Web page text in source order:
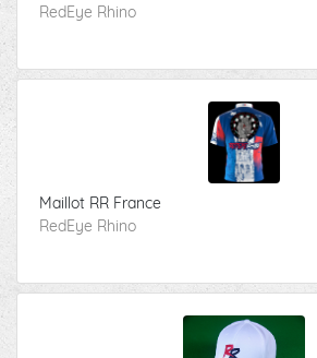
RedEye Rhino
Maillot RR France
RedEye Rhino